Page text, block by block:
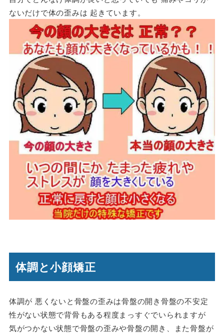
ないだけで体の歪みは 起きています。
体調と小顔矯正
体調が 悪くないと骨盤の歪みは骨盤の開き骨盤の不安定
性がない状態で背骨もある程度まっすぐでいられますが
気がつかない状態で骨盤の歪みや骨盤の開き、また骨盤が